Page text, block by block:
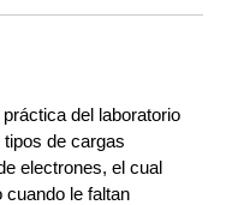
del laboratorio
de cargas
electrones, el cual
cuando le faltan